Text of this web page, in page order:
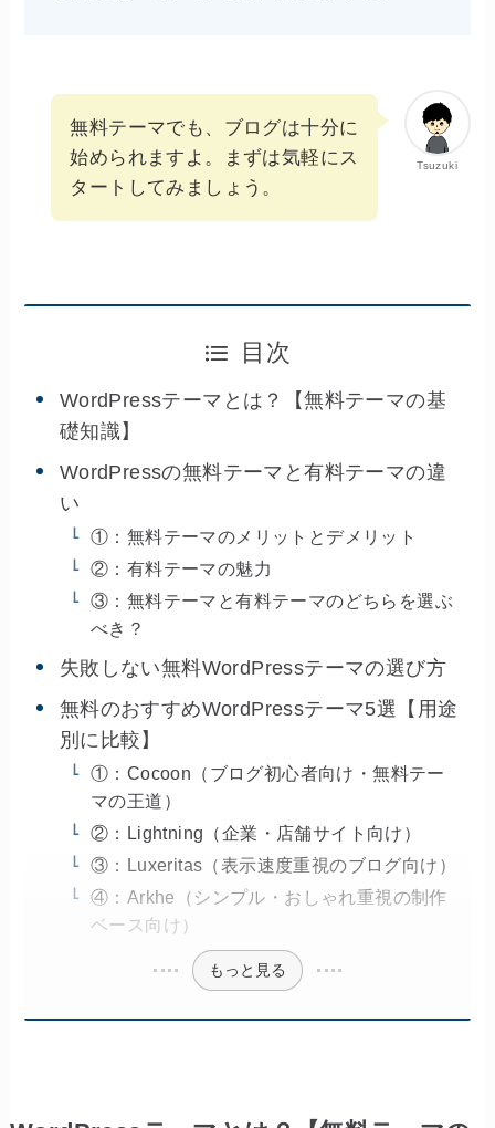
Tsuzuki
無料テーマでも、ブログは十分に
始められますよ。まずは気軽にス
タートしてみましょう。
目次
WordPressテーマとは？【無料テーマの基
礎知識】
WordPressの無料テーマと有料テーマの違
い
①：無料テーマのメリットとデメリット
②：有料テーマの魅力
③：無料テーマと有料テーマのどちらを選ぶ
べき？
失敗しない無料WordPressテーマの選び方
無料のおすすめWordPressテーマ5選【用途
別に比較】
①：Cocoon（ブログ初心者向け・無料テー
マの王道）
②：Lightning（企業・店舗サイト向け）
③：Luxeritas（表示速度重視のブログ向け）
④：Arkhe（シンプル・おしゃれ重視の制作
ベース向け）
もっと見る